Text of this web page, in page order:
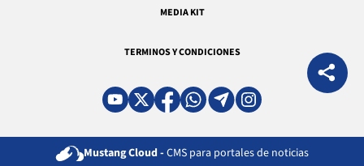
MEDIA KIT
TERMINOS Y CONDICIONES
Mustang Cloud - CMS para portales de noticias